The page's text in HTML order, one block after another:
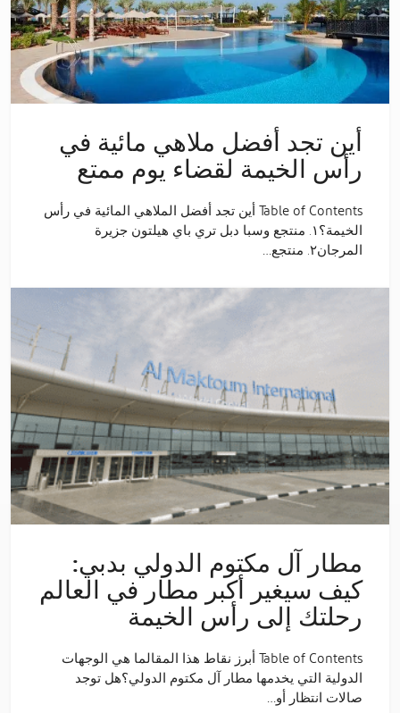
أين تجد أفضل ملاهي مائية في
رأس الخيمة لقضاء يوم ممتع
Table of Contents أين تجد أفضل الملاهي المائية في رأس
الخيمة؟١. منتجع وسبا دبل تري باي هيلتون جزيرة
المرجان٢. منتجع…
مطار آل مكتوم الدولي بدبي:
كيف سيغير أكبر مطار في العالم
رحلتك إلى رأس الخيمة
Table of Contents أبرز نقاط هذا المقالما هي الوجهات
الدولية التي يخدمها مطار آل مكتوم الدولي؟هل توجد
صالات انتظار أو…